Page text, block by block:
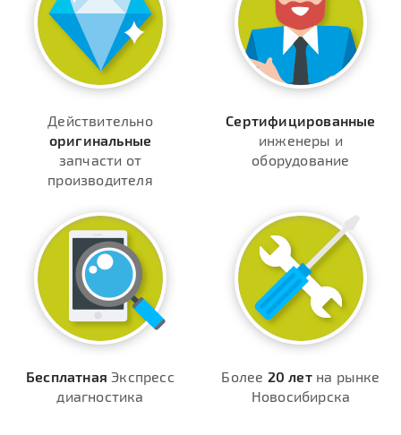
Действительно
оригинальные
запчасти от
производителя
Сертифицированные
инженеры и
оборудование
Бесплатная Экспресс
диагностика
Более 20 летна рынке
Новосибирска